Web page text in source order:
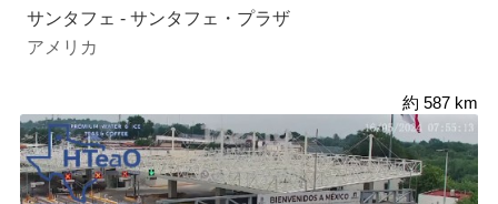
サンタフェ - サンタフェ・プラザ
アメリカ
約 587 km